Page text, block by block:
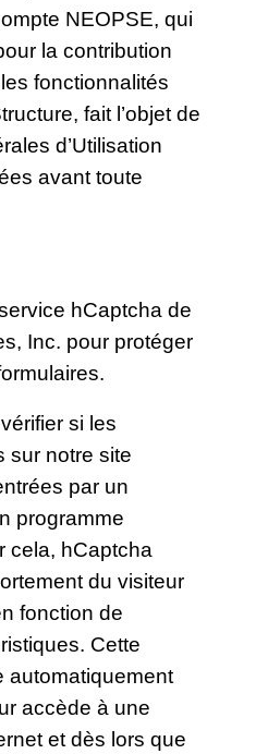
NEOPSE, qui
la contribution
fonctionnalités
fait l’objet de
d’Utilisation
avant toute
hCaptcha de
Inc. pour protéger
si les
sur notre site
par un
programme
cela, hCaptcha
du visiteur
fonction de
Cette
automatiquement
accède à une
et dès lors que